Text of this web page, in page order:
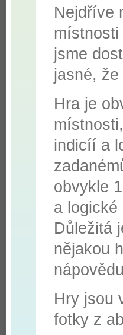
Nejdříve
jsme
jasné,
Hra je
indicíí a
obvykle
a
Důležitá
nějakou
Hry jsou
fotky z